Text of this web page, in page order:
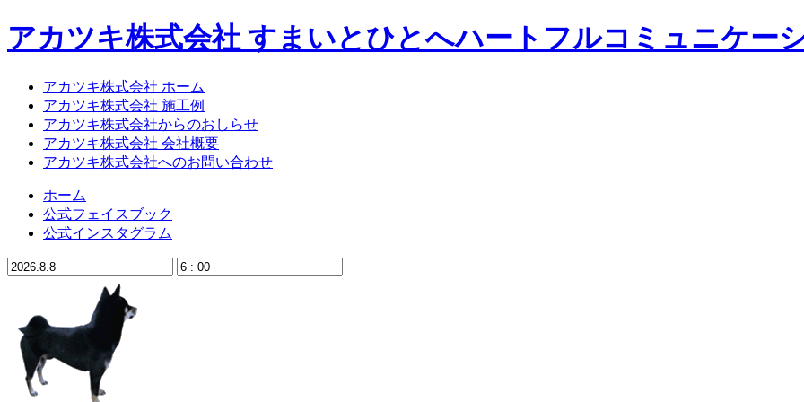
アカツキ株式会社 すまいとひとへハートフルコミュニケー
アカツキ株式会社 ホーム
アカツキ株式会社 施工例
アカツキ株式会社からのおしらせ
アカツキ株式会社 会社概要
アカツキ株式会社へのお問い合わせ
ホーム
公式フェイスブック
公式インスタグラム